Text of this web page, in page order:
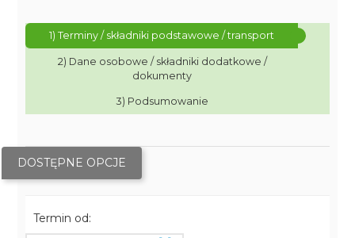
1) Terminy / składniki podstawowe / transport
2) Dane osobowe / składniki dodatkowe /
dokumenty
3) Podsumowanie
DOSTĘPNE OPCJE
Termin od: